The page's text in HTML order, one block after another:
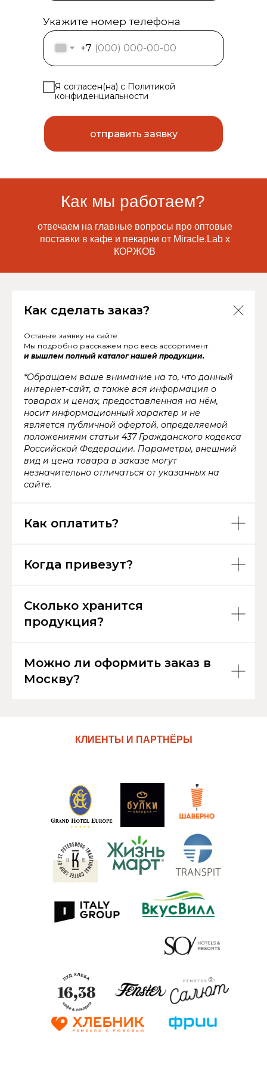
Укажите номер телефона
+7
Я согласен(на) с Политикой
конфиденциальности
отправить заявку
Как мы работаем?
отвечаем на главные вопросы про оптовые
поставки в кафе и пекарни от Miracle.Lab x
КОРЖОВ
Как сделать заказ?
Оставьте заявку на сайте.
Мы подробно расскажем про весь ассортимент
и вышлем полный каталог нашей продукции.
*Обращаем ваше внимание на то, что данный
интернет-сайт, а также вся информация о
товарах и ценах, предоставленная на нём,
носит информационный характер и не
является публичной офертой, определяемой
положениями статьи 437 Гражданского кодекса
Российской Федерации. Параметры, внешний
вид и цена товара в заказе могут
незначительно отличаться от указанных на
сайте.
Как оплатить?
Когда привезут?
Сколько хранится
продукция?
Можно ли оформить заказ в
Москву?
КЛИЕНТЫ И ПАРТНЁРЫ